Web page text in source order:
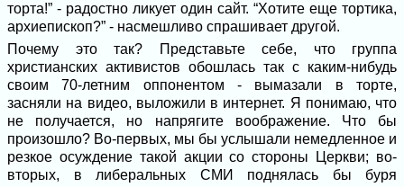
торта!” - радостно ликует один сайт. “Хотите еще тортика,
архиепископ?” - насмешливо спрашивает другой.
Почему это так? Представьте себе, что группа
христианских активистов обошлась так с каким-нибудь
своим 70-летним оппонентом - вымазали в торте,
засняли на видео, выложили в интернет. Я понимаю, что
не получается, но напрягите воображение. Что бы
произошло? Во-первых, мы бы услышали немедленное и
резкое осуждение такой акции со стороны Церкви; во-
вторых, в либеральных СМИ поднялась бы буря